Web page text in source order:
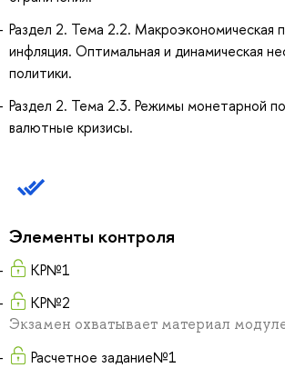
Раздел 2. Тема 2.2. Макроэкономическая
инфляция. Оптимальная и динамическая
политики.
Раздел 2. Тема 2.3. Режимы монетарной
валютные кризисы.
Элементы контроля
КР№1
КР№2
Экзамен охватывает материал
Расчетное задание№1